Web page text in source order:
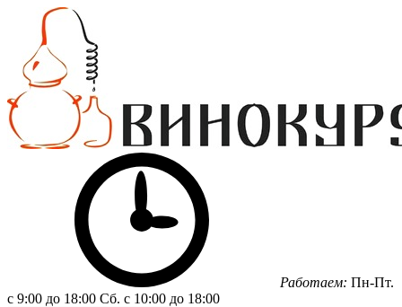
Работаем: Пн-Пт.
с 9:00 до 18:00 Сб. с 10:00 до 18:00